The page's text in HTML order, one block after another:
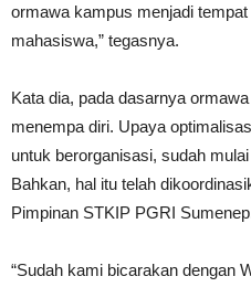
ormawa kampus menjadi
mahasiswa,” tegasnya.
Kata dia, pada dasarnya
menempa diri. Upaya
untuk berorganisasi, sudah
Bahkan, hal itu telah
Pimpinan STKIP PGRI
“Sudah kami bicarakan dengan